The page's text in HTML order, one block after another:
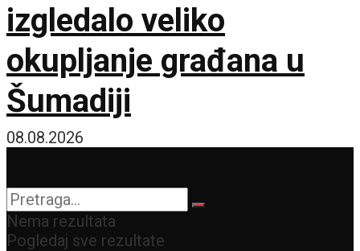
izgledalo veliko
okupljanje građana u
Šumadiji
08.08.2026
Nema rezultata
Pogledaj sve rezultate